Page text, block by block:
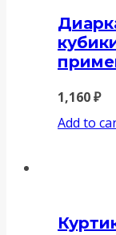
1,160₽
Add to